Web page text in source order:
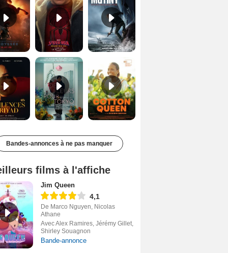
Les Silences de Riyad Bande-annonce VO STFR Cotton Queen Bande-annonce VO STFR
Bandes-annonces à ne pas manquer
films à l'affiche
Jim Queen
4,1
De Marco Nguyen, Nicolas
Athane
Avec Alex Ramires, Jérémy Gillet,
Shirley Souagnon
Bande-annonce